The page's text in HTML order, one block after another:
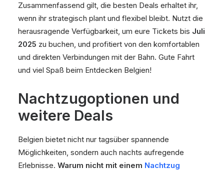
Zusammenfassend gilt, die besten Deals erhaltet ihr,
wenn ihr strategisch plant und flexibel bleibt. Nutzt die
herausragende Verfügbarkeit, um eure Tickets bis Juli
2025 zu buchen, und profitiert von den komfortablen
und direkten Verbindungen mit der Bahn. Gute Fahrt
und viel Spaß beim Entdecken Belgien!
Nachtzugoptionen und
weitere Deals
Belgien bietet nicht nur tagsüber spannende
Möglichkeiten, sondern auch nachts aufregende
Erlebnisse. Warum nicht mit einem Nachtzug